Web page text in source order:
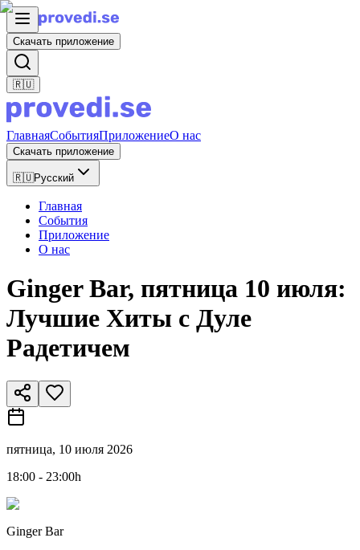
Скачать приложение
🇷🇺
ГлавнаяСобытияПриложениеО нас
Скачать приложение
🇷🇺Русский
Главная
События
Приложение
О нас
Ginger Bar, пятница 10 июля:
Лучшие Хиты с Дуле
Радетичем
пятница, 10 июля 2026
18:00 - 23:00h
Ginger Bar